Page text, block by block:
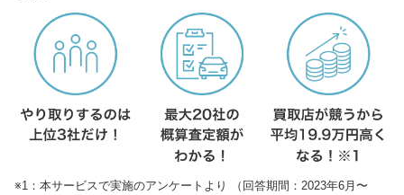
※1：本サービスで実施のアンケートより （回答期間：2023年6月〜